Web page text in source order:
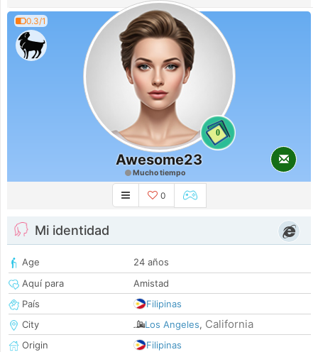
0.3/1
0
Awesome23
Mucho tiempo
0
Mi identidad
Age
24 años
Aquí para
Amistad
País
Filipinas
City
Los Angeles, California
Origin
Filipinas